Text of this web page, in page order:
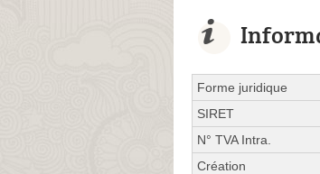
Forme juridique
SIRET
N° TVA Intra.
Création